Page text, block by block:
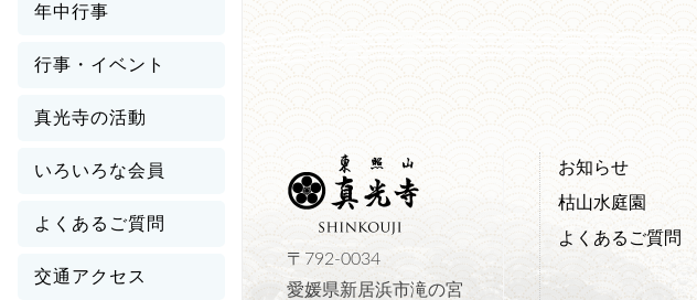
年中行事
行事・イベント
真光寺の活動
いろいろな会員
よくあるご質問
交通アクセス
〒792-0034
愛媛県新居浜市滝の宮
お知らせ
枯山水庭園
よくあるご質問